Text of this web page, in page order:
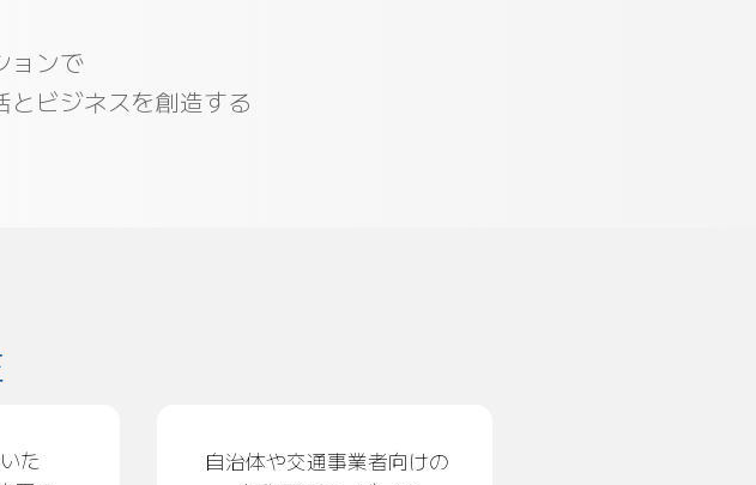
ョンで
とビジネスを創造する
た
自治体や交通事業者向けの